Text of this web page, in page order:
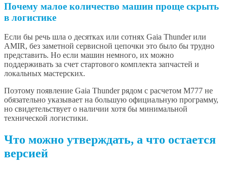
Почему малое количество машин проще скрыть
в логистике
Если бы речь шла о десятках или сотнях Gaia Thunder или
AMIR, без заметной сервисной цепочки это было бы трудно
представить. Но если машин немного, их можно
поддерживать за счет стартового комплекта запчастей и
локальных мастерских.
Поэтому появление Gaia Thunder рядом с расчетом M777 не
обязательно указывает на большую официальную программу,
но свидетельствует о наличии хотя бы минимальной
технической логистики.
Что можно утверждать, а что остается
версией